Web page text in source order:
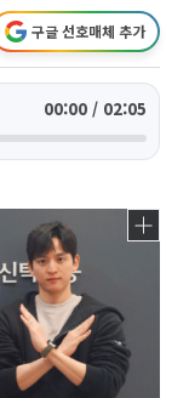
구글 선호매체 추가
00:00 / 02:05